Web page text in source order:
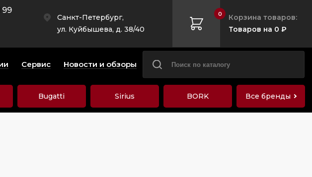
99
Санкт-Петербург,
ул. Куйбышева, д. 38/40
0
Корзина товаров:
Товаров на 0 ₽
Сервис Новости и обзоры
Bugatti Sirius BORK Все бренды